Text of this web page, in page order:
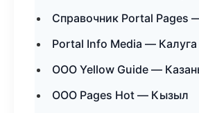
Справочник Portal Pages
Portal Info Media — Калуга
ООО Yellow Guide —
ООО Pages Hot — Кызыл